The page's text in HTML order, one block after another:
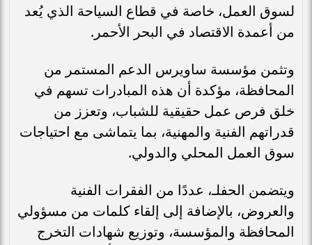
لسوق العمل، خاصة في قطاع السياحة الذي يُعد
من أعمدة الاقتصاد في البحر الأحمر.
وتثمن مؤسسة ساويرس الدعم المستمر من
المحافظة، مؤكدة أن هذه المبادرات تسهم في
خلق فرص عمل حقيقية للشباب، وتعزز من
قدراتهم الفنية والمهنية، بما يتماشى مع احتياجات
سوق العمل المحلي والدولي.
ويتضمن الحفلـ، عددًا من الفقرات الفنية
والعروض، بالإضافة إلى إلقاء كلمات من مسؤولي
المحافظة والمؤسسة، وتوزيع شهادات التخرج